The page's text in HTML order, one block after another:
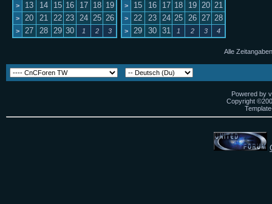
> 13 14 15 16 17 18 19
> 20 21 22 23 24 25 26
> 27 28 29 30 1 2 3
> 15 16 17 18 19 20 21
> 22 23 24 25 26 27 28
> 29 30 31 1 2 3 4
Alle
Powered by
Copyright